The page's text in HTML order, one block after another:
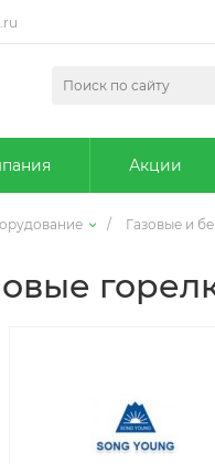
Акции
/ Газовые и